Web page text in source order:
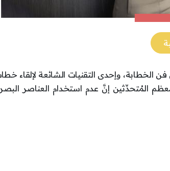
الخطابة، وإحدى التقنيات الشائعة لإلقاء
المُتحدِّثين إنَّ عدم استخدام العناصر